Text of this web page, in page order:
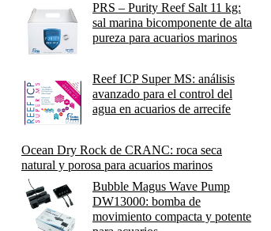
PRS – Purity Reef Salt 11 kg:
sal marina bicomponente de alta
pureza para acuarios marinos
Reef ICP Super MS: análisis
avanzado para el control del
agua en acuarios de arrecife
Ocean Dry Rock de CRANC: roca seca
natural y porosa para acuarios marinos
Bubble Magus Wave Pump
DW13000: bomba de
movimiento compacta y potente